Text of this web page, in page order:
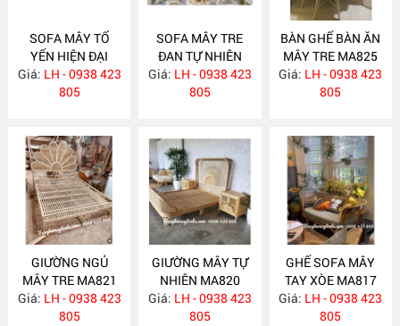
SOFA MÂY TỔ
YẾN HIỆN ĐẠI
MA831
Giá: LH - 0938 423
805
SOFA MÂY TRE
ĐAN TỰ NHIÊN
MA830
Giá: LH - 0938 423
805
BÀN GHẾ BÀN ĂN
MÂY TRE MA825
Giá: LH - 0938 423
805
GIƯỜNG NGỦ
MÂY TRE MA821
Giá: LH - 0938 423
805
GIƯỜNG MÂY TỰ
NHIÊN MA820
Giá: LH - 0938 423
805
GHẾ SOFA MÂY
TAY XÒE MA817
Giá: LH - 0938 423
805